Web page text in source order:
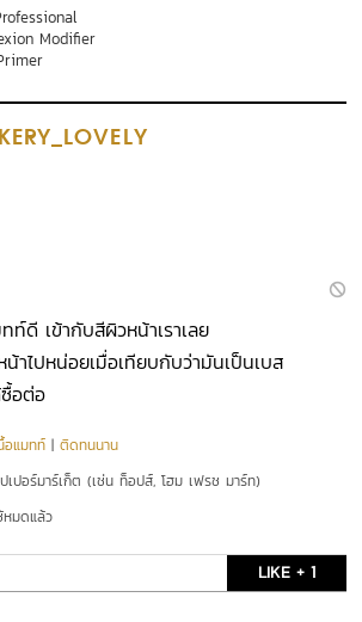
Modifier
ท์ดี เข้ากับสีผิวหน้าเราเลย
าไปหน่อยเมื่อเทียบกับว่ามันเป็นเบส
อต่อ
อแมทท์ |ติดทนนาน
เปอร์มาร์เก็ต (เช่น ท็อปส์, โฮม เฟรช มาร์ท)
หมดแล้ว
LIKE + 1